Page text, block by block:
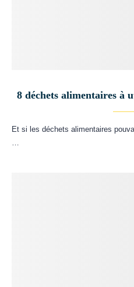
8 déchets alimentaires à
Et si les déchets alimentaires
…